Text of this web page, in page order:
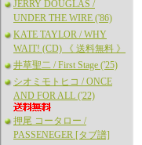
JERRY DOUGLAS /
UNDER THE WIRE ('86)
KATE TAYLOR / WHY
WAIT! (CD) 《 送料無料 》
井草聖二 / First Stage ('25)
シオミモトヒコ / ONCE
AND FOR ALL ('22)
押尾 コータロー /
PASSENEGER [タブ譜]